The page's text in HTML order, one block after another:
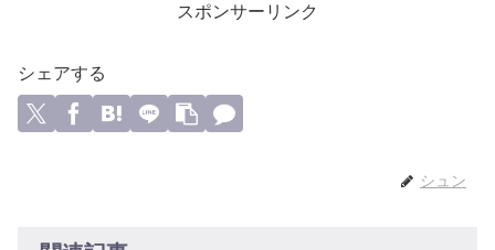
スポンサーリンク
シェアする
シュン